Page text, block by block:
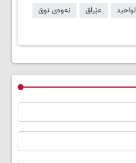
عێراق
نەوەی نوێ